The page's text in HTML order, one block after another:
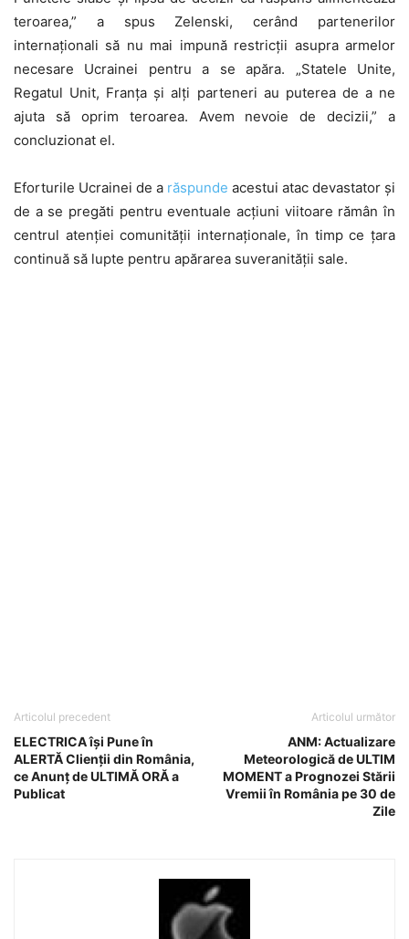
teroarea,” a spus Zelenski, cerând partenerilor
internaționali să nu mai impună restricții asupra armelor
necesare Ucrainei pentru a se apăra. „Statele Unite,
Regatul Unit, Franța și alți parteneri au puterea de a ne
ajuta să oprim teroarea. Avem nevoie de decizii,” a
concluzionat el.
Eforturile Ucrainei de a răspunde acestui atac devastator și
de a se pregăti pentru eventuale acțiuni viitoare rămân în
centrul atenției comunității internaționale, în timp ce țara
continuă să lupte pentru apărarea suveranității sale.
Articolul precedent
ELECTRICA își Pune în
ALERTĂ Clienții din România,
ce Anunț de ULTIMĂ ORĂ a
Publicat
Articolul următor
ANM: Actualizare
Meteorologică de ULTIM
MOMENT a Prognozei Stării
Vremii în România pe 30 de
Zile